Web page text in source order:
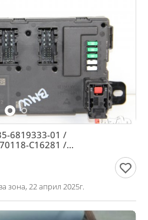
6819333-01 /
C16281 /
зона, 22 април 2025г.